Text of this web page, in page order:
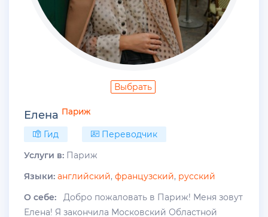
Выбрать
Елена Париж
Гид
Переводчик
Услуги в: Париж
Языки: английский, французский, русский
О себе: Добро пожаловать в Париж! Меня зовут
Елена! Я закончила Московский Областной